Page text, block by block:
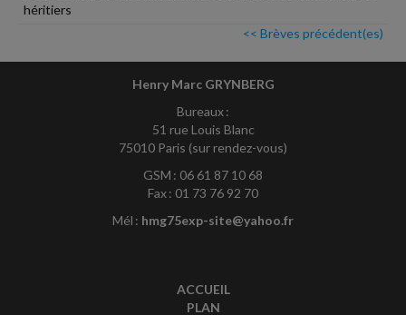
héritiers
<< Brèves précédent(es)
Henry Marc GRYNBERG
Bureaux :
51 rue Louis Blanc
75010 Paris (sur rendez-vous)
GSM : 06 61 87 10 68
Fax : 01 73 76 92 70
Mél : hmg75exp-site@yahoo.fr
ACCUEIL
PLAN